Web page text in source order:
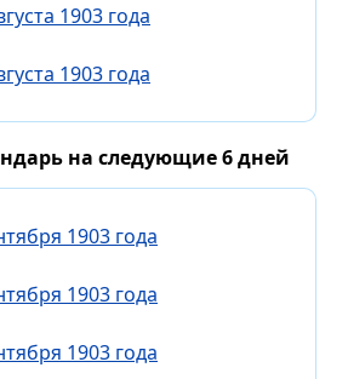
1903 года
1903 года
на следующие 6 дней
1903 года
1903 года
1903 года